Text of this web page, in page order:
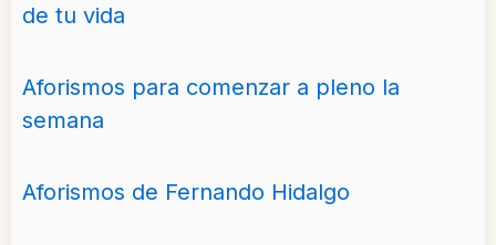
de tu vida
Aforismos para comenzar a pleno la
semana
Aforismos de Fernando Hidalgo